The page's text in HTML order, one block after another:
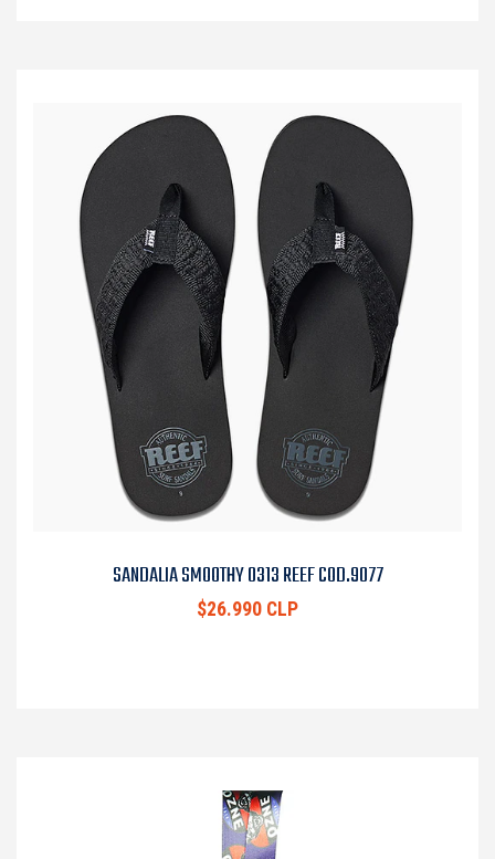
SANDALIA SMOOTHY 0313 REEF COD.9077
$26.990 CLP